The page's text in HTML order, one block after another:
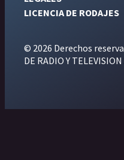
LICENCIA DE RODAJES
© 2026 Derechos
DE RADIO Y